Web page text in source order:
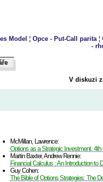
Model ¦Opce - Put-Call parita¦
-
V diskuzi
McMillan, Lawrence:
Options as a Strategic Investment, 4th
Martin Baxter, Andrew Rennie:
Financial Calculus : An Introduction to
Guy Cohen:
The Bible of Options Strategies: The